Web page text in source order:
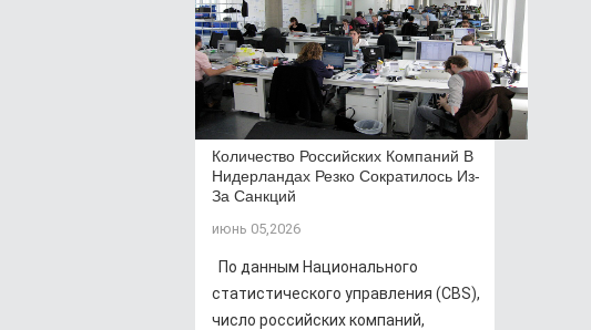
Количество Российских Компаний В
Нидерландах Резко Сократилось Из-
За Санкций
июнь 05,2026
По данным Национального
статистического управления (CBS),
число российских компаний,